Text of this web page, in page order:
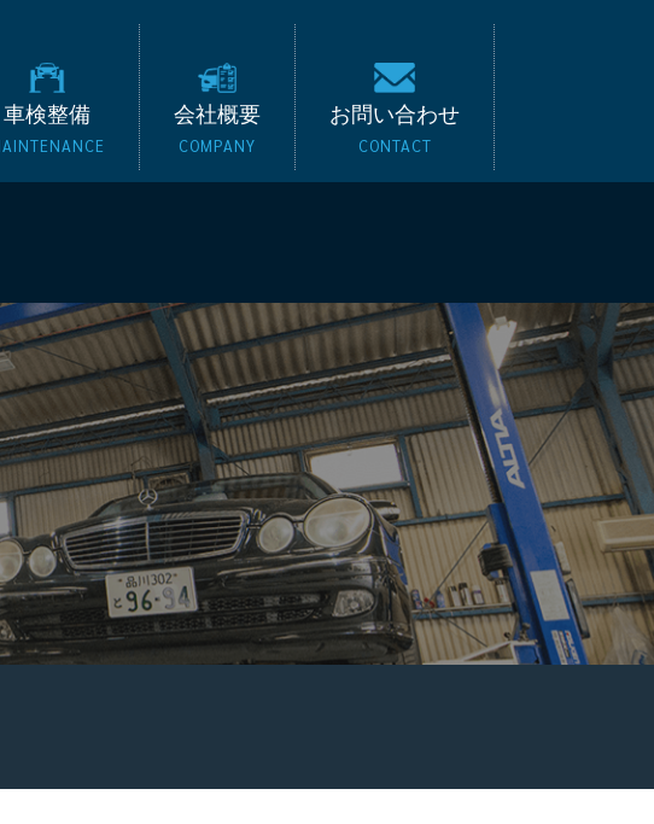
ッキード｜BMW・ベンツ
車検整備 会社概要
COMPANY
お問い合わせ
CONTACT